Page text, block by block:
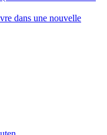
dans une nouvelle